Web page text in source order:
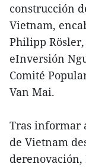
construcción
Vietnam,
Philipp
eInversión
Comité
Van Mai.
Tras informar
de Vietnam